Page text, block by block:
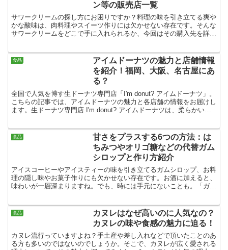
ン等の販売店一覧
サワークリームの探し方にお困りですか？料理の味を引き立てる爽や
かな酸味は、肉料理やスイーツ作りには欠かせない存在です。そんな
サワークリームをどこで手に入れられるか、今回はその購入先を詳し
食品
アイムドーナツの魅力と店舗情報
を紹介！福岡、大阪、名古屋にあ
る？
全国で人気を博す生ドーナツ専門店「I'm donut? アイムドーナツ」。
こちらの記事では、アイムドーナツの魅力と各店舗の情報をお届けし
ます。生ドーナツ専門店 I'm donut? アイムドーナツは、柔らかい新
食品
甘さをプラスする6つの方法：は
ちみつやオリゴ糖などの代替ガム
シロップと作り方紹介
アイスコーヒーやアイスティーの味を引き立てるガムシロップ、お料
理の隠し味やお菓子作りにも欠かせない存在です。お酒に加えると、
味わいが一層深まりますね。でも、時には手元にないことも。「ガム
食品
カヌレはなぜ高いのに人気なの？
カヌレの味や食感の魅力に迫る！
カヌレ流行っていますよね？手土産や差し入れなどで頂いたことのあ
る方も多いのではないのでしょうか。そこで、カヌレが広く愛される